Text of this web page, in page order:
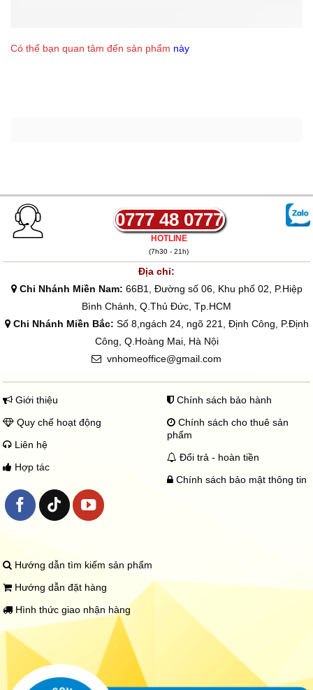
Có thể bạn quan tâm đến sản phẩm này
0777 48 0777
HOTLINE
(7h30 - 21h)
Địa chỉ:
Chi Nhánh Miền Nam: 66B1, Đường số 06, Khu phố 02, P.Hiệp
Bình Chánh, Q.Thủ Đức, Tp.HCM
Chi Nhánh Miền Bắc: Số 8,ngách 24, ngõ 221, Định Công, P.Định
Công, Q.Hoàng Mai, Hà Nội
vnhomeoffice@gmail.com
Giới thiệu
Quy chế hoạt động
Liên hệ
Hợp tác
Chính sách bảo hành
Chính sách cho thuê sản
phẩm
Đổi trả - hoàn tiền
Chính sách bảo mật thông tin
Hướng dẫn tìm kiếm sản phẩm
Hướng dẫn đặt hàng
Hình thức giao nhận hàng